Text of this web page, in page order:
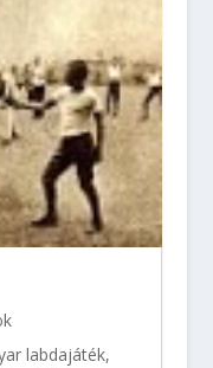
labdajáték,